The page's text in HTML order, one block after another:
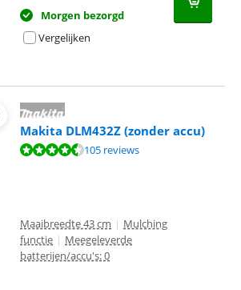
Morgen bezorgd
Vergelijken
Makita DLM432Z (zonder accu)
10, gebaseerd op 105 reviews.
105 reviews
Maaibreedte 43 cm | Mulching
functie | Meegeleverde
batterijen/accu's: 0